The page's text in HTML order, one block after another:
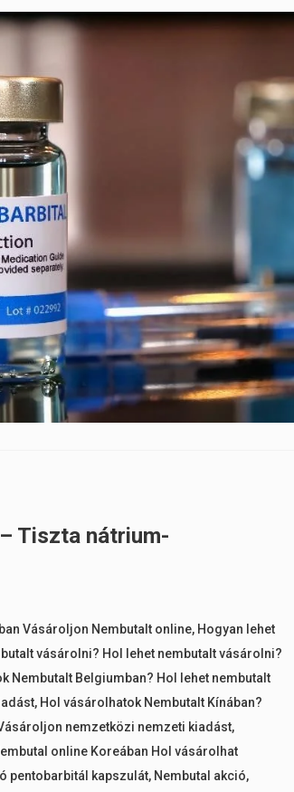
Tiszta nátrium-
Vásároljon Nembutalt online, Hogyan lehet
vásárolni? Hol lehet nembutalt vásárolni?
Nembutalt Belgiumban? Hol lehet nembutalt
, Hol vásárolhatok Nembutalt Kínában?
nemzetközi nemzeti kiadást,
online Koreában Hol vásárolhat
pentobarbitál kapszulát, Nembutal akció,